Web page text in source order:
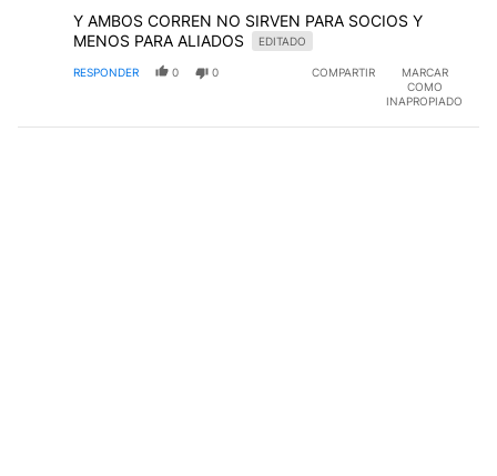
Y AMBOS CORREN NO SIRVEN PARA SOCIOS Y
MENOS PARA ALIADOS
EDITADO
RESPONDER 0 0 COMPARTIR
MARCAR
COMO
INAPROPIADO